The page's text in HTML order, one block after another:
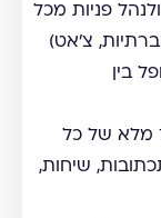
פניות מכל
צ'אט)
בין
מלא של כל
שיחות,